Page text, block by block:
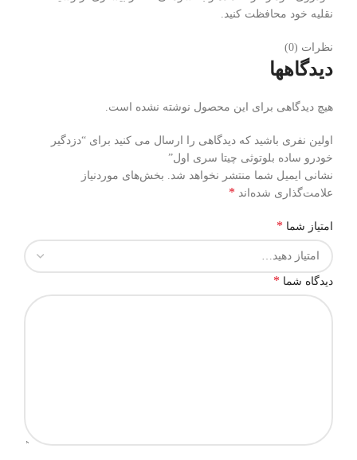
نقلیه خود محافظت کنید.
نظرات (0)
دیدگاهها
هیچ دیدگاهی برای این محصول نوشته نشده است.
اولین نفری باشید که دیدگاهی را ارسال می کنید برای “دزدگیر
خودرو ساده بلوتوثی چیتا سری اول”
نشانی ایمیل شما منتشر نخواهد شد. بخش‌های موردنیاز
علامت‌گذاری شده‌اند *
امتیاز شما *
دیدگاه شما *